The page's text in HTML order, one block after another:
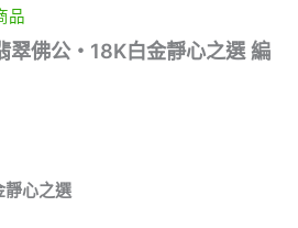
品
翠佛公・18K白金靜心之選 編
靜心之選